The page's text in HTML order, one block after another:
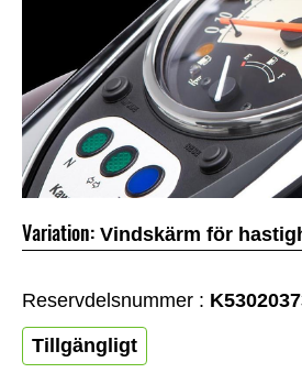
Variation: Vindskärm för
Reservdelsnummer :
Tillgängligt